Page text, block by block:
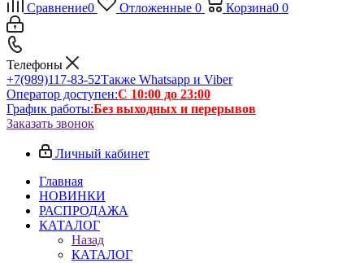
Сравнение0 Отложенные 0 Корзина0 0
Телефоны
+7(989)117-83-52Также Whatsapp и Viber
Оператор доступен:С 10:00 до 23:00
График работы:Без выходных и перерывов
Заказать звонок
Личный кабинет
Главная
НОВИНКИ
РАСПРОДАЖА
КАТАЛОГ
Назад
КАТАЛОГ